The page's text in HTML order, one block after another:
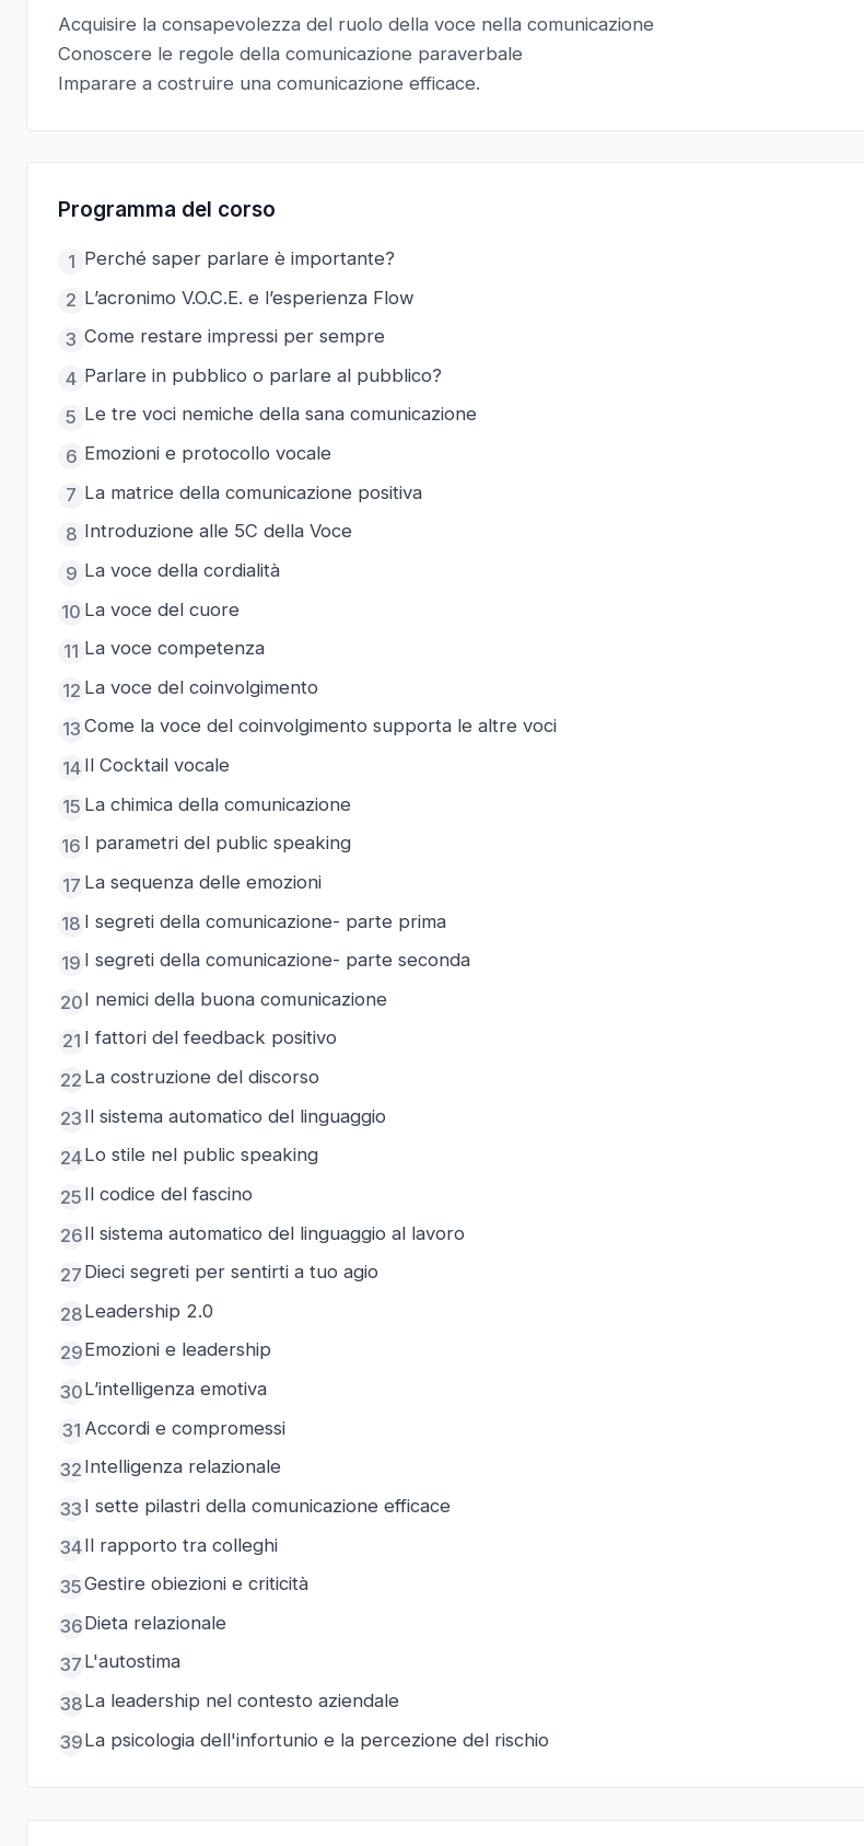
Acquisire la consapevolezza del ruolo della voce nella comunicazione
Conoscere le regole della comunicazione paraverbale
Imparare a costruire una comunicazione efficace.
Programma del corso
1 Perché saper parlare è importante?
2 L’acronimo V.O.C.E. e l’esperienza Flow
3 Come restare impressi per sempre
4 Parlare in pubblico o parlare al pubblico?
5 Le tre voci nemiche della sana comunicazione
6 Emozioni e protocollo vocale
7 La matrice della comunicazione positiva
8 Introduzione alle 5C della Voce
9 La voce della cordialità
10 La voce del cuore
11 La voce competenza
12 La voce del coinvolgimento
13 Come la voce del coinvolgimento supporta le altre voci
14 Il Cocktail vocale
15 La chimica della comunicazione
16 I parametri del public speaking
17 La sequenza delle emozioni
18 I segreti della comunicazione- parte prima
19 I segreti della comunicazione- parte seconda
20I nemici della buona comunicazione
21 I fattori del feedback positivo
22 La costruzione del discorso
23 Il sistema automatico del linguaggio
24Lo stile nel public speaking
25 Il codice del fascino
26Il sistema automatico del linguaggio al lavoro
27 Dieci segreti per sentirti a tuo agio
28Leadership 2.0
29Emozioni e leadership
30L’intelligenza emotiva
31 Accordi e compromessi
32 Intelligenza relazionale
33 I sette pilastri della comunicazione efficace
34Il rapporto tra colleghi
35Gestire obiezioni e criticità
36Dieta relazionale
37 L'autostima
38La leadership nel contesto aziendale
39La psicologia dell'infortunio e la percezione del rischio